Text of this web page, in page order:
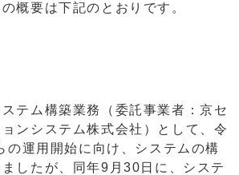
概要は下記のとおりです。
テム構築業務（委託事業者：京セ
ンシステム株式会社）として、令
の運用開始に向け、システムの構
したが、同年9月30日に、システ